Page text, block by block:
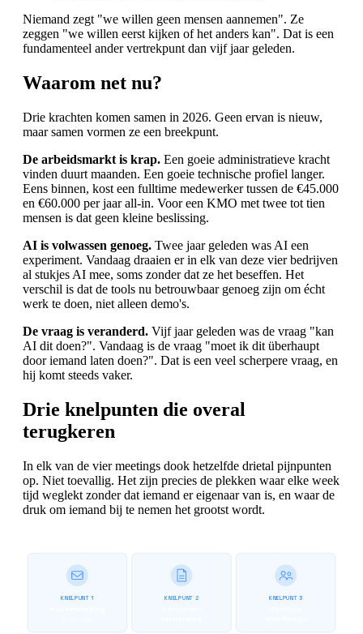
Niemand zegt "we willen geen mensen aannemen". Ze
zeggen "we willen eerst kijken of het anders kan". Dat is een
fundamenteel ander vertrekpunt dan vijf jaar geleden.
Waarom net nu?
Drie krachten komen samen in 2026. Geen ervan is nieuw,
maar samen vormen ze een breekpunt.
De arbeidsmarkt is krap. Een goeie administratieve kracht
vinden duurt maanden. Een goeie technische profiel langer.
Eens binnen, kost een fulltime medewerker tussen de €45.000
en €60.000 per jaar all-in. Voor een KMO met twee tot tien
mensen is dat geen kleine beslissing.
AI is volwassen genoeg. Twee jaar geleden was AI een
experiment. Vandaag draaien er in elk van deze vier bedrijven
al stukjes AI mee, soms zonder dat ze het beseffen. Het
verschil is dat de tools nu betrouwbaar genoeg zijn om écht
werk te doen, niet alleen demo's.
De vraag is veranderd. Vijf jaar geleden was de vraag "kan
AI dit doen?". Vandaag is de vraag "moet ik dit überhaupt
door iemand laten doen?". Dat is een veel scherpere vraag, en
hij komt steeds vaker.
Drie knelpunten die overal
terugkeren
In elk van de vier meetings dook hetzelfde drietal pijnpunten
op. Niet toevallig. Het zijn precies de plekken waar elke week
tijd weglekt zonder dat iemand er eigenaar van is, en waar de
druk om iemand bij te nemen het grootst wordt.
KNELPUNT 1 KNELPUNT 2 KNELPUNT 3